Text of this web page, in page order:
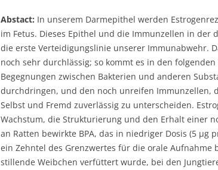
Abstact: In unserem Darmepithel werden
im Fetus. Dieses Epithel und die Immunzellen in der
die erste Verteidigungslinie unserer Immunabwehr.
noch sehr durchlässig; so kommt es in den
Begegnungen zwischen Bakterien und anderen
durchdringen, und den noch unreifen Immunzellen,
Selbst und Fremd zuverlässig zu unterscheiden.
Wachstum, die Strukturierung und den Erhalt einer
an Ratten bewirkte BPA, das in niedriger Dosis (5 µg
ein Zehntel des Grenzwertes für die orale Aufnahme
stillende Weibchen verfüttert wurde, bei den